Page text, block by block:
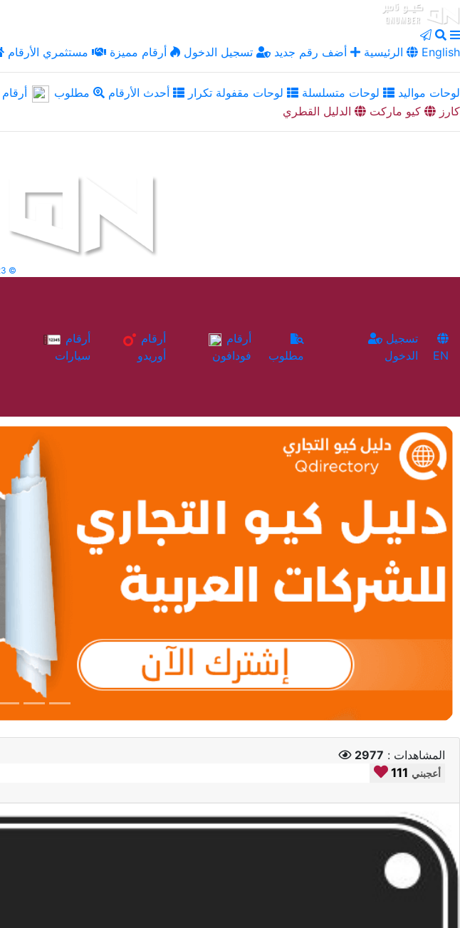
الرئيسية أضف رقم جديد تسجيل الدخول أرقام مميزة مستثمري الأرقام English
لوحات مواليد لوحات متسلسلة لوحات مقفولة تكرار أحدث الأرقام مطلوب
كارز
كيو ماركت الدليل القطري
©
سيارات
أوريدو
فودافون
مطلوب
الدخول
EN